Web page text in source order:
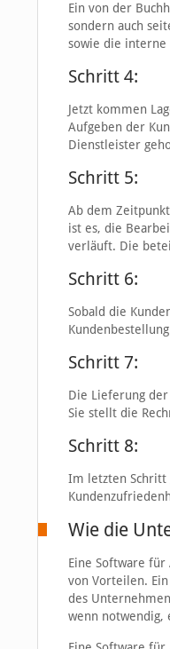
Ein von der
sondern auch
sowie die interne
Schritt 4:
Jetzt kommen
Aufgeben der
Dienstleister
Schritt 5:
Ab dem
ist es, die
verläuft. Die
Schritt 6:
Sobald die
Schritt 7:
Die Lieferung
Sie stellt die
Schritt 8:
Im letzten Schritt
Wie die
Eine Software
von Vorteilen.
des
wenn notwendig,